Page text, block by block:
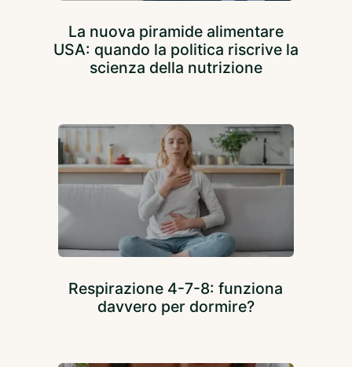
La nuova piramide alimentare
USA: quando la politica riscrive la
scienza della nutrizione
Respirazione 4-7-8: funziona
davvero per dormire?